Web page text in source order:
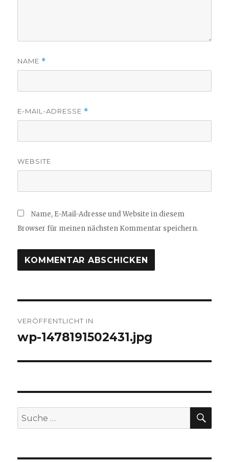
NAME *
E-MAIL-ADRESSE *
WEBSITE
Name, E-Mail-Adresse und Website in diesem
Browser für meinen nächsten Kommentar speichern.
VERÖFFENTLICHT IN
wp-1478191502431.jpg
Suche
nach: